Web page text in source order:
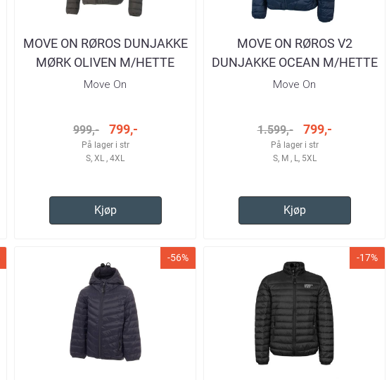
MOVE ON RØROS DUNJAKKE
MØRK OLIVEN M/HETTE
HERRE
Move On
999,- 799,-
På lager i str
S, XL , 4XL
Kjøp
MOVE ON RØROS V2
DUNJAKKE OCEAN M/HETTE
HERRE
Move On
1.599,- 799,-
På lager i str
S, M , L, 5XL
Kjøp
-56% -17%